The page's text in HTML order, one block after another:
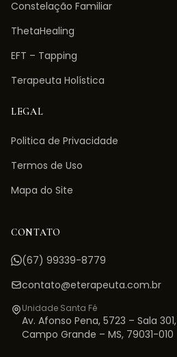
Constelação Familiar
ThetaHealing
EFT – Tapping
Terapeuta Holística
LEGAL
Politica de Privacidade
Termos de Uso
Mapa do Site
CONTATO
(67) 99339-8779
contato@eterapeuta.com.br
Unidade Santa Fé
Av. Afonso Pena, 5723 – Sala 301,
Campo Grande – MS, 79031-010